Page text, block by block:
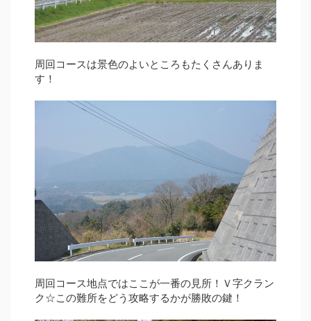
周回コースは景色のよいところもたくさんありま
す！
周回コース地点ではここが一番の見所！Ｖ字クラン
ク☆この難所をどう攻略するかが勝敗の鍵！